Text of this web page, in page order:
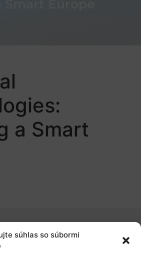
súhlas so súbormi
a Smart
O nás